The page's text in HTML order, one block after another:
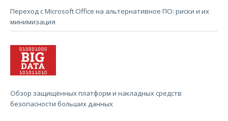
Переход с Microsoft Office на альтернативное ПО: риски и их
минимизация
Обзор защищённых платформ и накладных средств
безопасности больших данных